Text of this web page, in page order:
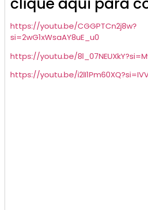
clique aqui para
https://youtu.be/CGGPTCn2j8w?
si=2wG1xWsaAY8uE_u0
https://youtu.be/
https://youtu.be/